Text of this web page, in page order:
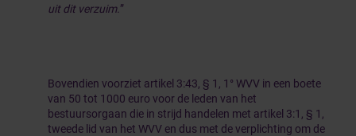
uit dit verzuim. ”
Bovendien voorziet artikel 3:43, § 1, 1° WVV in een boete
van 50 tot 1000 euro voor de leden van het
bestuursorgaan die in strijd handelen met artikel 3:1, § 1,
tweede lid van het WVV en dus met de verplichting om de